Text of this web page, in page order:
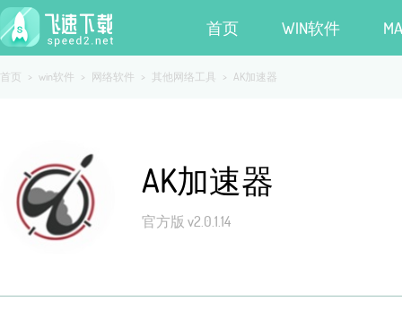
首页 WIN软件
首页 > win软件 > 网络软件 > 其他网络工具 > AK加速器
AK加速器
官方版 v2.0.1.14